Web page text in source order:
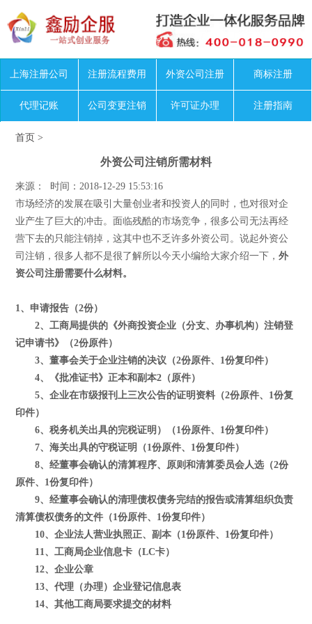
上海注册公司 注册流程费用 外资公司注册 商标注册
代理记账 公司变更注销 许可证办理 注册指南
首页 >
外资公司注销所需材料
来源： 时间：2018-12-29 15:53:16
市场经济的发展在吸引大量创业者和投资人的同时，也对很对企
业产生了巨大的冲击。面临残酷的市场竞争，很多公司无法再经
营下去的只能注销掉，这其中也不乏许多外资公司。说起外资公
司注销，很多人都不是很了解所以今天小编给大家介绍一下，外
资公司注册需要什么材料。
1、申请报告（2份）
2、工商局提供的《外商投资企业（分支、办事机构）注销登
记申请书》（2份原件）
3、董事会关于企业注销的决议（2份原件、1份复印件）
4、《批准证书》正本和副本2（原件）
5、企业在市级报刊上三次公告的证明资料（2份原件、1份复
印件）
6、税务机关出具的完税证明）（1份原件、1份复印件）
7、海关出具的守税证明（1份原件、1份复印件）
8、经董事会确认的清算程序、原则和清算委员会人选（2份
原件、1份复印件）
9、经董事会确认的清理债权债务完结的报告或清算组织负责
清算债权债务的文件（1份原件、1份复印件）
10、企业法人营业执照正、副本（1份原件、1份复印件）
11、工商局企业信息卡（LC卡）
12、企业公章
13、代理（办理）企业登记信息表
14、其他工商局要求提交的材料